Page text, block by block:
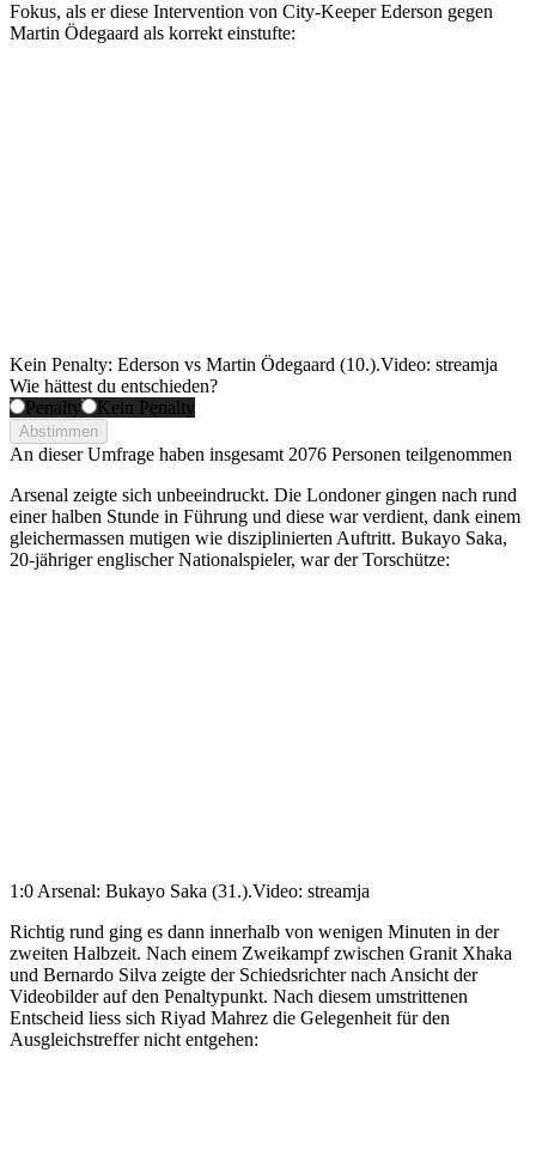
Fokus, als er diese Intervention von City-Keeper Ederson gegen
Martin Ödegaard als korrekt einstufte:
Kein Penalty: Ederson vs Martin Ödegaard (10.).Video: streamja
Wie hättest du entschieden?
Penalty
Kein Penalty
Abstimmen
An dieser Umfrage haben insgesamt 2076 Personen teilgenommen
Arsenal zeigte sich unbeeindruckt. Die Londoner gingen nach rund
einer halben Stunde in Führung und diese war verdient, dank einem
gleichermassen mutigen wie disziplinierten Auftritt. Bukayo Saka,
20-jähriger englischer Nationalspieler, war der Torschütze:
1:0 Arsenal: Bukayo Saka (31.).Video: streamja
Richtig rund ging es dann innerhalb von wenigen Minuten in der
zweiten Halbzeit. Nach einem Zweikampf zwischen Granit Xhaka
und Bernardo Silva zeigte der Schiedsrichter nach Ansicht der
Videobilder auf den Penaltypunkt. Nach diesem umstrittenen
Entscheid liess sich Riyad Mahrez die Gelegenheit für den
Ausgleichstreffer nicht entgehen: